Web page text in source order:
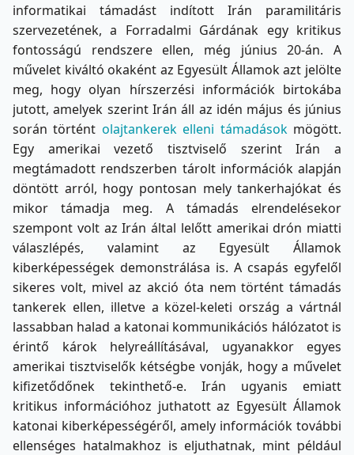
informatikai támadást indított Irán paramilitáris
szervezetének, a Forradalmi Gárdának egy kritikus
fontosságú rendszere ellen, még június 20-án. A
művelet kiváltó okaként az Egyesült Államok azt jelölte
meg, hogy olyan hírszerzési információk birtokába
jutott, amelyek szerint Irán áll az idén május és június
során történt olajtankerek elleni támadásokmögött.
Egy amerikai vezető tisztviselő szerint Irán a
megtámadott rendszerben tárolt információk alapján
döntött arról, hogy pontosan mely tankerhajókat és
mikor támadja meg. A támadás elrendelésekor
szempont volt az Irán által lelőtt amerikai drón miatti
válaszlépés, valamint az Egyesült Államok
kiberképességek demonstrálása is. A csapás egyfelől
sikeres volt, mivel az akció óta nem történt támadás
tankerek ellen, illetve a közel-keleti ország a vártnál
lassabban halad a katonai kommunikációs hálózatot is
érintő károk helyreállításával, ugyanakkor egyes
amerikai tisztviselők kétségbe vonják, hogy a művelet
kifizetődőnek tekinthető-e. Irán ugyanis emiatt
kritikus információhoz juthatott az Egyesült Államok
katonai kiberképességéről, amely információk további
ellenséges hatalmakhoz is eljuthatnak, mint például